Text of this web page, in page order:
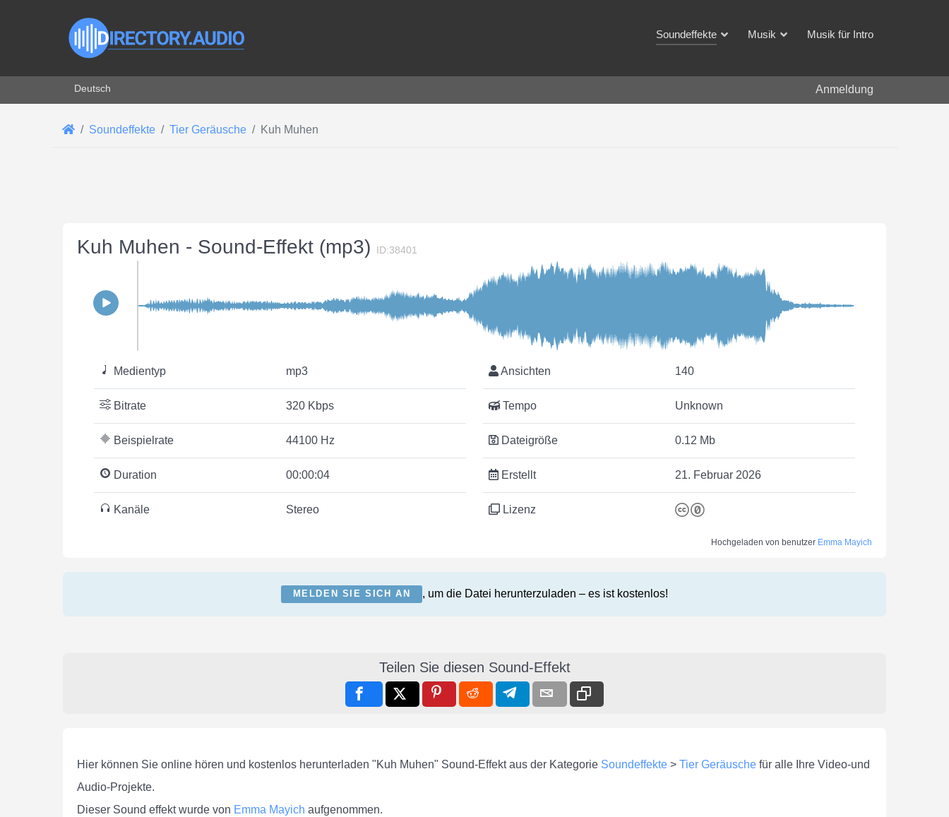
Soundeffekte Musik Musik für Intro
Sprache auswählen
Deutsch Anmeldung
Soundeffekte Tier Geräusche Kuh Muhen
Kuh Muhen - Sound-Effekt (mp3) ID:38401
Medientyp mp3
Bitrate 320 Kbps
Beispielrate 44100 Hz
Duration 00:00:04
Kanäle Stereo
Ansichten 140
Tempo Unknown
Dateigröße 0.12 Mb
Erstellt 21. Februar 2026
Lizenz
Hochgeladen von benutzer Emma Mayich
MELDEN SIE SICH AN , um die Datei herunterzuladen – es ist kostenlos!
Teilen Sie diesen Sound-Effekt
Hier können Sie online hören und kostenlos herunterladen "Kuh Muhen" Sound-Effekt aus der Kategorie Soundeffekte > Tier Geräusche für alle Ihre Video-und
Audio-Projekte.
Dieser Sound effekt wurde von Emma Mayich aufgenommen.